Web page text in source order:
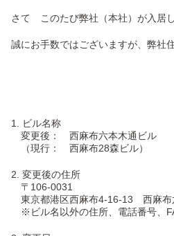
さて このたび弊社（本社）が入居
誠にお手数ではございますが、弊社
1. ビル名称
変更後： 西麻布六本木通ビル
（現行： 西麻布28森ビル）
2. 変更後の住所
〒106-0031
東京都港区西麻布4-16-13 西麻布
※ビル名以外の住所、電話番号、